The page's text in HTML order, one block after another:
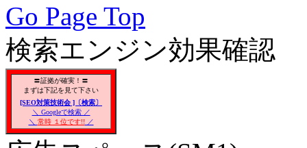
Go Page Top
検索エンジン効果確認
〓証拠が確実！〓
まずは下記を見て下さい
[SEO対策技術会 ]〔検索〕
＼ Googleで検索 ／
＼ 常時 １位です!!／